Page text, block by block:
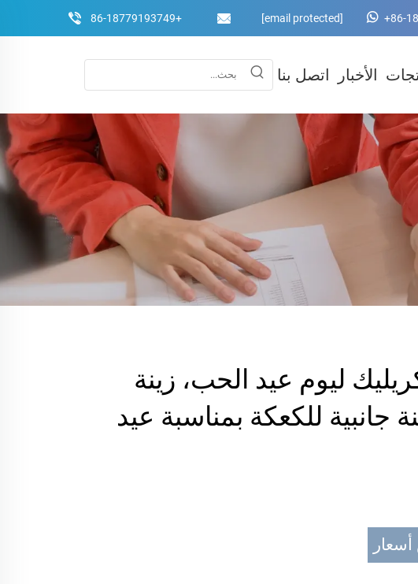
+86-18779193749 [email protected] +86-
الأخبار اتصل بنا
ليوم عيد الحب، زينة
جانبية للكعكة بمناسبة عيد